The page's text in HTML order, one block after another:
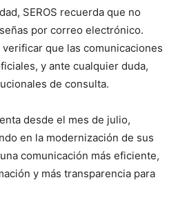
SEROS recuerda que no
por correo electrónico.
que las comunicaciones
y ante cualquier duda,
de consulta.
desde el mes de julio,
en la modernización de sus
comunicación más eficiente,
y más transparencia para